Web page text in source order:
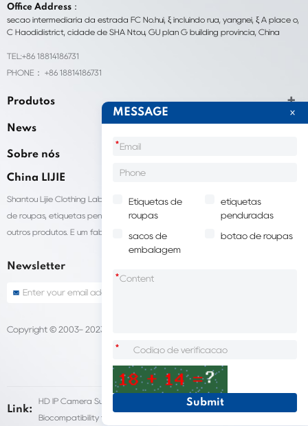
Office Address：
seção intermediária da estrada FC No.hui, ξ incluindo rua, yangnei, ξ A place o,
C Haodidistrict, cidade de SHA Ntou, GU plan G building província, China
TEL:+86 18814186731
PHONE： +86 18814186731
Produtos
News
Sobre nós
China LIJIE
Shantou Lijie Clothing Labels fornece serviços personalizados para etiquetas
de roupas, etiquetas penduradas, sacolas para embalagens de roupas e
outros produtos. É um fabricante líder de acessórios de vestuário na China.
Newsletter
Copyright © 2003- 2023 China LIJIE Etiquetas de roupas
Link:
HD IP Camera Supplier Fleet Dash Cam
Biocompatibility testing
MESSAGE
*
Etiquetas de
roupas
etiquetas
penduradas
sacos de
embalagem
botão de roupas
*
*